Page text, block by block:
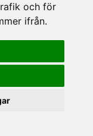
och för
ifrån.